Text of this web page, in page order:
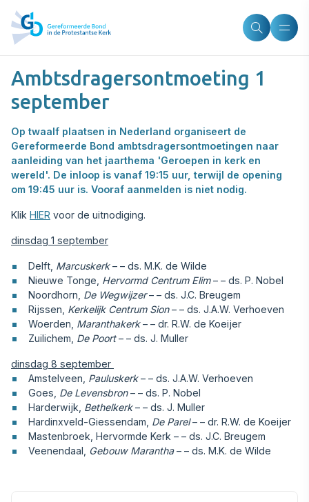
Ambtsdragersontmoeting 1
september
Op twaalf plaatsen in Nederland organiseert de
Gereformeerde Bond ambtsdragersontmoetingen naar
aanleiding van het jaarthema 'Geroepen in kerk en
wereld'. De inloop is vanaf 19:15 uur, terwijl de opening
om 19:45 uur is. Vooraf aanmelden is niet nodig.
Klik HIER voor de uitnodiging.
dinsdag 1 september
Delft, Marcuskerk– – ds. M.K. de Wilde
Nieuwe Tonge, Hervormd Centrum Elim– – ds. P. Nobel
Noordhorn, De Wegwijzer– – ds. J.C. Breugem
Rijssen, Kerkelijk Centrum Sion– – ds. J.A.W. Verhoeven
Woerden, Maranthakerk– – dr. R.W. de Koeijer
Zuilichem, De Poort– – ds. J. Muller
dinsdag 8 september
Amstelveen, Pauluskerk– – ds. J.A.W. Verhoeven
Goes, De Levensbron– – ds. P. Nobel
Harderwijk, Bethelkerk– – ds. J. Muller
Hardinxveld-Giessendam, De Parel– – dr. R.W. de Koeijer
Mastenbroek, Hervormde Kerk – – ds. J.C. Breugem
Veenendaal,
Gebouw Marantha– – ds. M.K. de Wilde